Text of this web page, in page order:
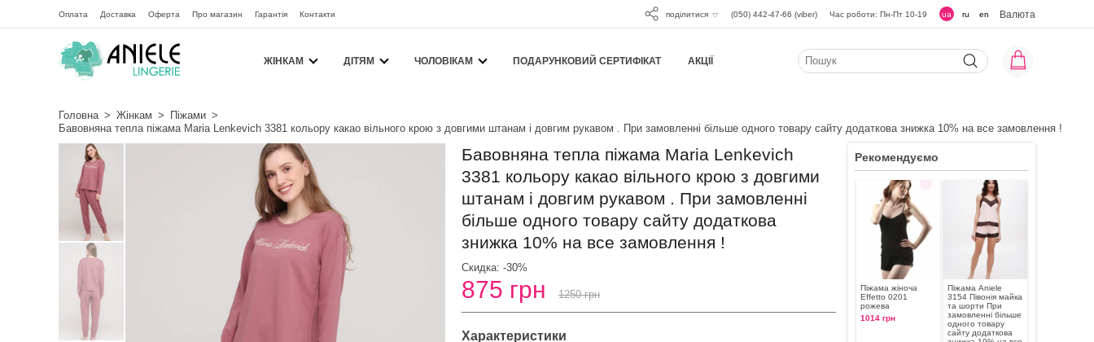
Оплата Доставка Оферта Про магазин Гарантія Контакти поділитися (050) 442-47-66 (viber) Час роботи: Пн-Пт 10-19 ua ru en Валюта
ЖІНКАМ ДІТЯМ ЧОЛОВІКАМ ПОДАРУНКОВИЙ СЕРТИФІКАТ АКЦІЇ
Головна > Жінкам > Піжами >
Бавовняна тепла піжама Maria Lenkevich 3381 кольору какао вільного крою з довгими штанам і довгим рукавом . При замовленні більше одного товару сайту додаткова знижка 10% на все замовлення !
Бавовняна тепла піжама Maria Lenkevich
3381 кольору какао вільного крою з довгими
штанам і довгим рукавом . При замовленні
більше одного товару сайту додаткова
знижка 10% на все замовлення !
Скидка: -30%
875 грн 1250 грн
Характеристики
Рекомендуємо
Піжама жіноча
Effetto 0201
рожева
1014 грн
Піжама Aniele
3154 Півонія майка
та шорти При
замовленні більше
одного товару
сайту додаткова